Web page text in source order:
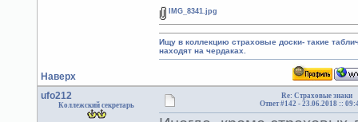
Наверх
IMG_8341.jpg
Ищу в коллекцию страховые доски- такие
находят на чердаках.
ufo212
Коллежский секретарь
Re: Страховые знаки
Ответ #142 -23.06.2018 ::